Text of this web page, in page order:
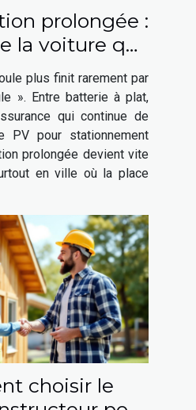
prolongée :
la voiture qui
plus ?
plus finit rarement par
». Entre batterie à plat,
qui continue de
PV pour stationnement
prolongée devient vite
en ville où la place
choisir le